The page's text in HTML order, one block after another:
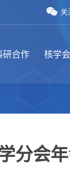
关
研合作 核学
分会